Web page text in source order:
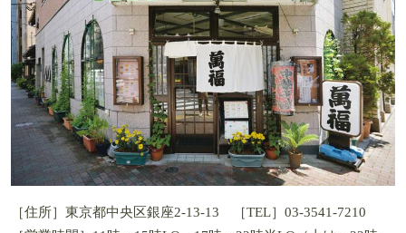
［住所］東京都中央区銀座2-13-13 ［TEL］03-3541-7210